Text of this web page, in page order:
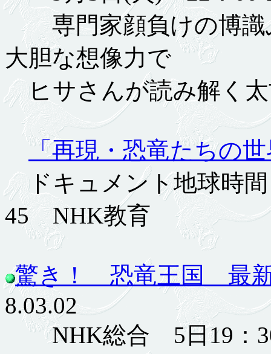
専門家顔負けの博識
大胆な想像力で
ヒサさんが読み解く太
「再現・恐竜たちの
ドキュメント地球時
45 NHK教育
驚き！ 恐竜王国 最新
8.03.02
NHK総合 5日19：